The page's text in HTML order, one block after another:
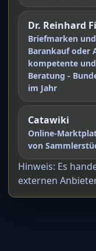
Dr. Reinhard
Briefmarken
Barankauf oder
kompetente
Beratung -
im Jahr
Catawiki
Online-
von
Hinweis: Es
externen